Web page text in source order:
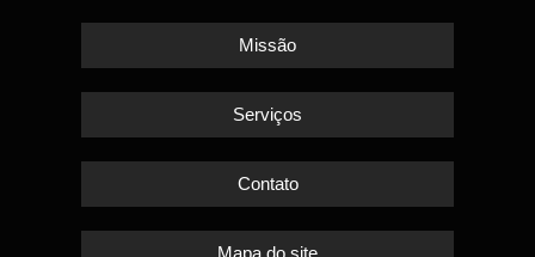
Missão
Serviços
Contato
Mapa do site